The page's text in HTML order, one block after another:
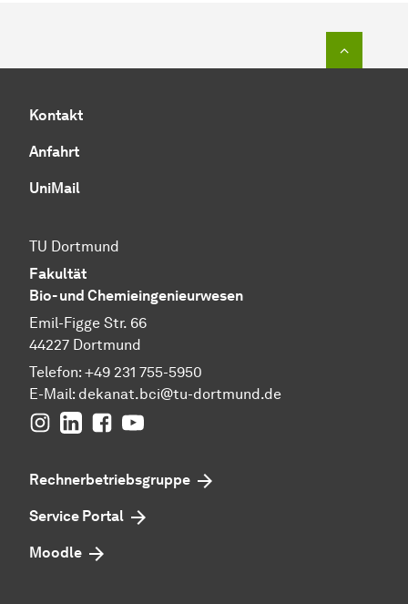
Kontakt
Anfahrt
UniMail
TU Dortmund
Fakultät
Bio- und Chemieingenieurwesen
Emil-Figge Str. 66
44227 Dortmund
Telefon: +49 231 755-5950
E-Mail: dekanat.bci@tu-dortmund.de
Instagram
LinkedinFacebook
youtube
Rechnerbetriebsgruppe
Service Portal
Moodle